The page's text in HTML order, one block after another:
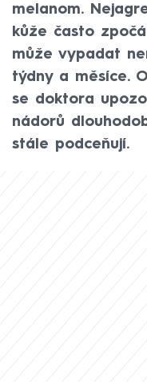
melanom.
kůže často
může vypadat
týdny a měsíce.
se doktora
nádorů
stále podceňují.